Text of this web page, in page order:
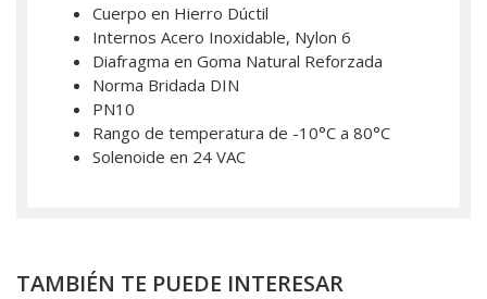
Cuerpo en Hierro Dúctil
Internos Acero Inoxidable, Nylon 6
Diafragma en Goma Natural Reforzada
Norma Bridada DIN
PN10
Rango de temperatura de -10°C a 80°C
Solenoide en 24 VAC
TAMBIÉN TE PUEDE INTERESAR